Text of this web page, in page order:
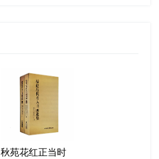
秋苑花红正当时